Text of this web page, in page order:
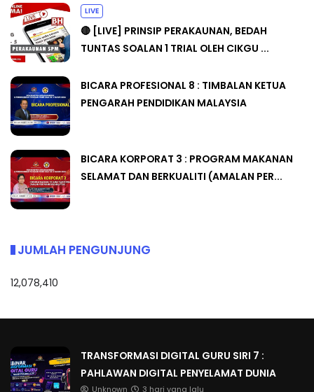
LIVE
🔴 [LIVE] PRINSIP PERAKAUNAN, BEDAH
TUNTAS SOALAN 1 TRIAL OLEH CIKGU ...
BICARA PROFESIONAL 8 : TIMBALAN KETUA
PENGARAH PENDIDIKAN MALAYSIA
BICARA KORPORAT 3 : PROGRAM MAKANAN
SELAMAT DAN BERKUALITI (AMALAN PER...
JUMLAH PENGUNJUNG
12,078,410
TRANSFORMASI DIGITAL GURU SIRI 7 :
PAHLAWAN DIGITAL PENYELAMAT DUNIA
Unknown 3 hari yang lalu